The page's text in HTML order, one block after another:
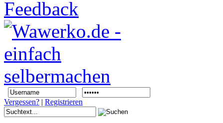
Vergessen? | Registrieren